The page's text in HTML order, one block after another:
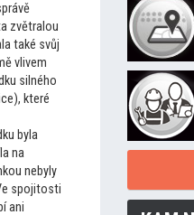
zvětralou
také svůj
vlivem
silného
které
byla
na
nebyly
spojitosti
ani